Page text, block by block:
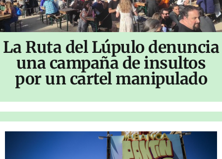
La Ruta del Lúpulo denuncia
una campaña de insultos
por un cartel manipulado